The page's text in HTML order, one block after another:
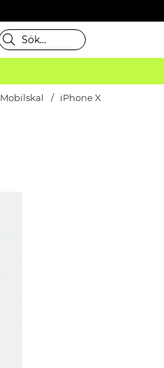
Mobilskal iPhone X